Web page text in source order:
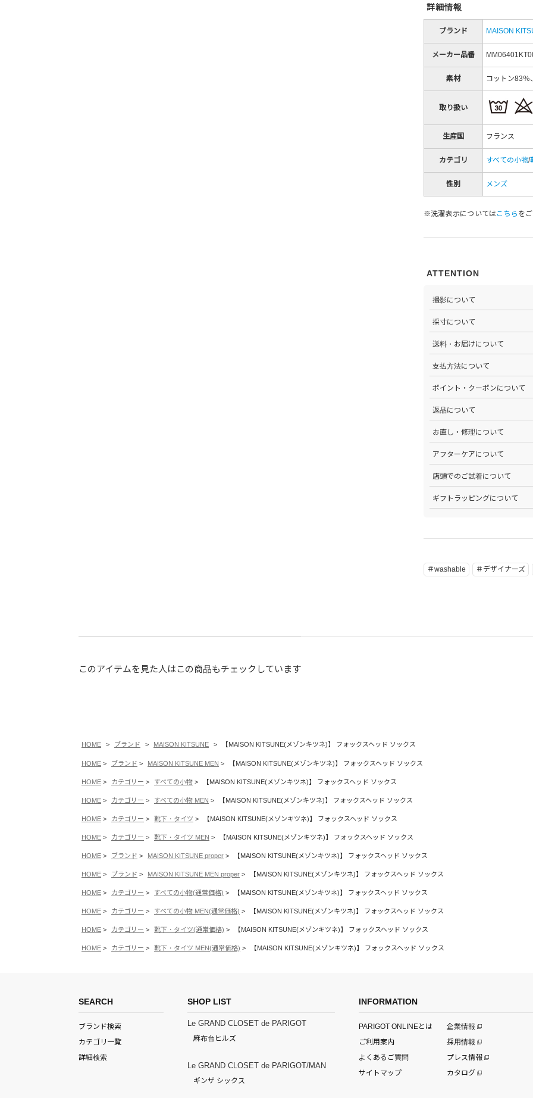
詳細情報
ブランド MAISON
メーカー品番
素材 コットン83％
取り扱い
生産国 フランス
カテゴリ すべての小物/
性別 メンズ
※洗濯表示についてはこちら を
ATTENTION
撮影について
心がけています。詳しくは
採寸について
部サイズタブか、または
送料・お届けについて
ださい。
支払方法について
・クレジットカード払い（
・PayPay
分割払いやご利用可能なクレ
ポイント・クーポンについて
す。
発行中のクーポンはマイペー
返品について
確認ください。
お直し・修理について
>修理については内容を確認
詳しくはこちらをご覧ください
アフターケアについて
店頭でのご試着について
くはこちらをご覧ください。
ギフトラッピングについて
＃washable ＃デザイナーズ
このアイテムを見た人はこの商品もチェックしています
HOME ブランド MAISON KITSUNE 【MAISON KITSUNE(メゾンキツネ)】 フォックスヘッド ソックス
HOME ブランド MAISON KITSUNE MEN 【MAISON KITSUNE(メゾンキツネ)】 フォックスヘッド ソックス
HOME カテゴリー すべての小物 【MAISON KITSUNE(メゾンキツネ)】 フォックスヘッド ソックス
HOME カテゴリー すべての小物 MEN 【MAISON KITSUNE(メゾンキツネ)】 フォックスヘッド ソックス
HOME カテゴリー 靴下・タイツ 【MAISON KITSUNE(メゾンキツネ)】 フォックスヘッド ソックス
HOME カテゴリー 靴下・タイツ MEN 【MAISON KITSUNE(メゾンキツネ)】 フォックスヘッド ソックス
HOME ブランド MAISON KITSUNE proper 【MAISON KITSUNE(メゾンキツネ)】 フォックスヘッド ソックス
HOME ブランド MAISON KITSUNE MEN proper 【MAISON KITSUNE(メゾンキツネ)】 フォックスヘッド ソックス
HOME カテゴリー すべての小物(通常価格) 【MAISON KITSUNE(メゾンキツネ)】 フォックスヘッド ソックス
HOME カテゴリー すべての小物 MEN(通常価格) 【MAISON KITSUNE(メゾンキツネ)】 フォックスヘッド ソックス
HOME カテゴリー 靴下・タイツ(通常価格) 【MAISON KITSUNE(メゾンキツネ)】 フォックスヘッド ソックス
HOME カテゴリー 靴下・タイツ MEN(通常価格) 【MAISON KITSUNE(メゾンキツネ)】 フォックスヘッド ソックス
SEARCH
ブランド検索
カテゴリ一覧
詳細検索
SHOP LIST
Le GRAND CLOSET de PARIGOT
麻布台ヒルズ
Le GRAND CLOSET de PARIGOT/MAN
ギンザ シックス
INFORMATION
PARIGOT ONLINEとは
ご利用案内
よくあるご質問
サイトマップ
企業情報
採用情報
プレス情報
カタログ